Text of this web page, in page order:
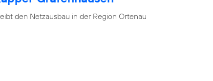
den Netzausbau in der Region Ortenau